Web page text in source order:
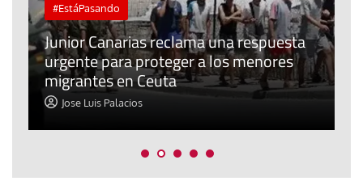
#EstáPasando
Junior Canarias reclama una respuesta
urgente para proteger a los menores
migrantes en Ceuta
Jose Luis Palacios